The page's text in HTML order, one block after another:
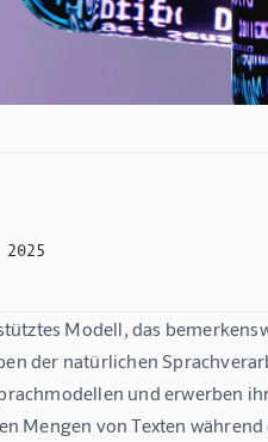
Modell, das
der natürlichen
und erwerben
Mengen von Texten